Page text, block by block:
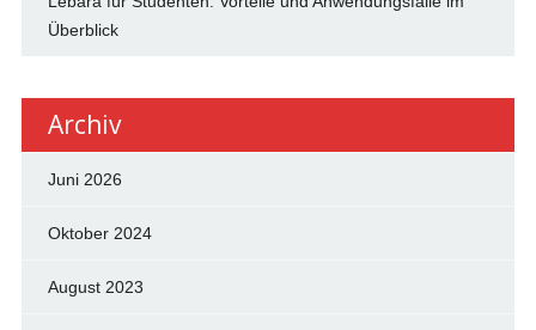
Überblick
Archiv
Juni 2026
Oktober 2024
August 2023